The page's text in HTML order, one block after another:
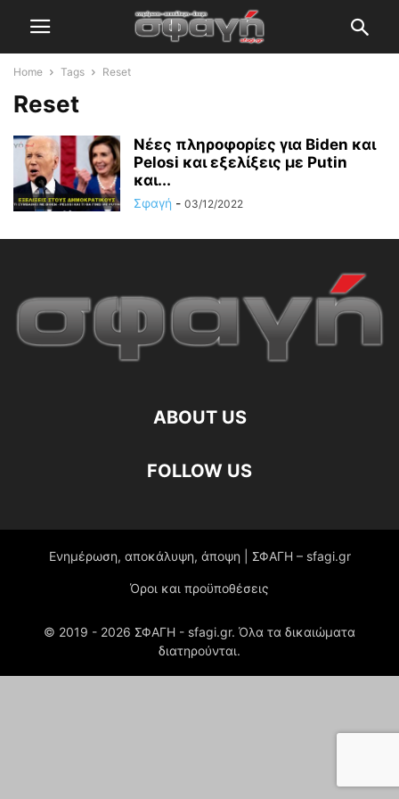
Home Tags Reset
Reset
Νέες πληροφορίες για Biden και
Pelosi και εξελίξεις με Putin
και...
Σφαγή - 03/12/2022
ABOUT US
FOLLOW US
Ενημέρωση, αποκάλυψη, άποψη | ΣΦΑΓΗ – sfagi.gr
Όροι και προϋποθέσεις
© 2019 - 2026 ΣΦΑΓΗ - sfagi.gr. Όλα τα δικαιώματα
διατηρούνται.